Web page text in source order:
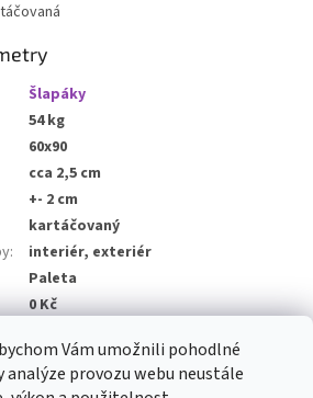
Vám umožnili pohodlné
analýze provozu webu neustále
Šlapáky
54 kg
60x90
cca 2,5 cm
+- 2 cm
kartáčovaný
:
interiér, exteriér
Paleta
0 Kč